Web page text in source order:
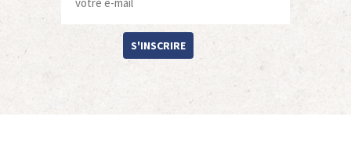
S'INSCRIRE